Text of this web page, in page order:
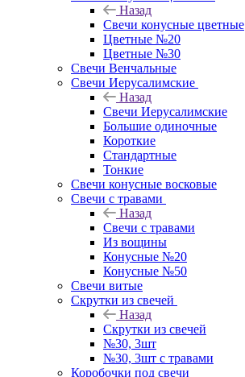
Назад
Свечи конусные цветные
Цветные №20
Цветные №30
Свечи Венчальные
Свечи Иерусалимские
Назад
Свечи Иерусалимские
Большие одиночные
Короткие
Стандартные
Тонкие
Свечи конусные восковые
Свечи с травами
Назад
Свечи с травами
Из вощины
Конусные №20
Конусные №50
Свечи витые
Скрутки из свечей
Назад
Скрутки из свечей
№30, 3шт
№30, 3шт с травами
Коробочки под свечи